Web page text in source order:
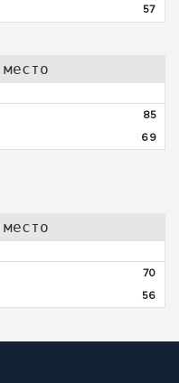
57
85
69
70
56